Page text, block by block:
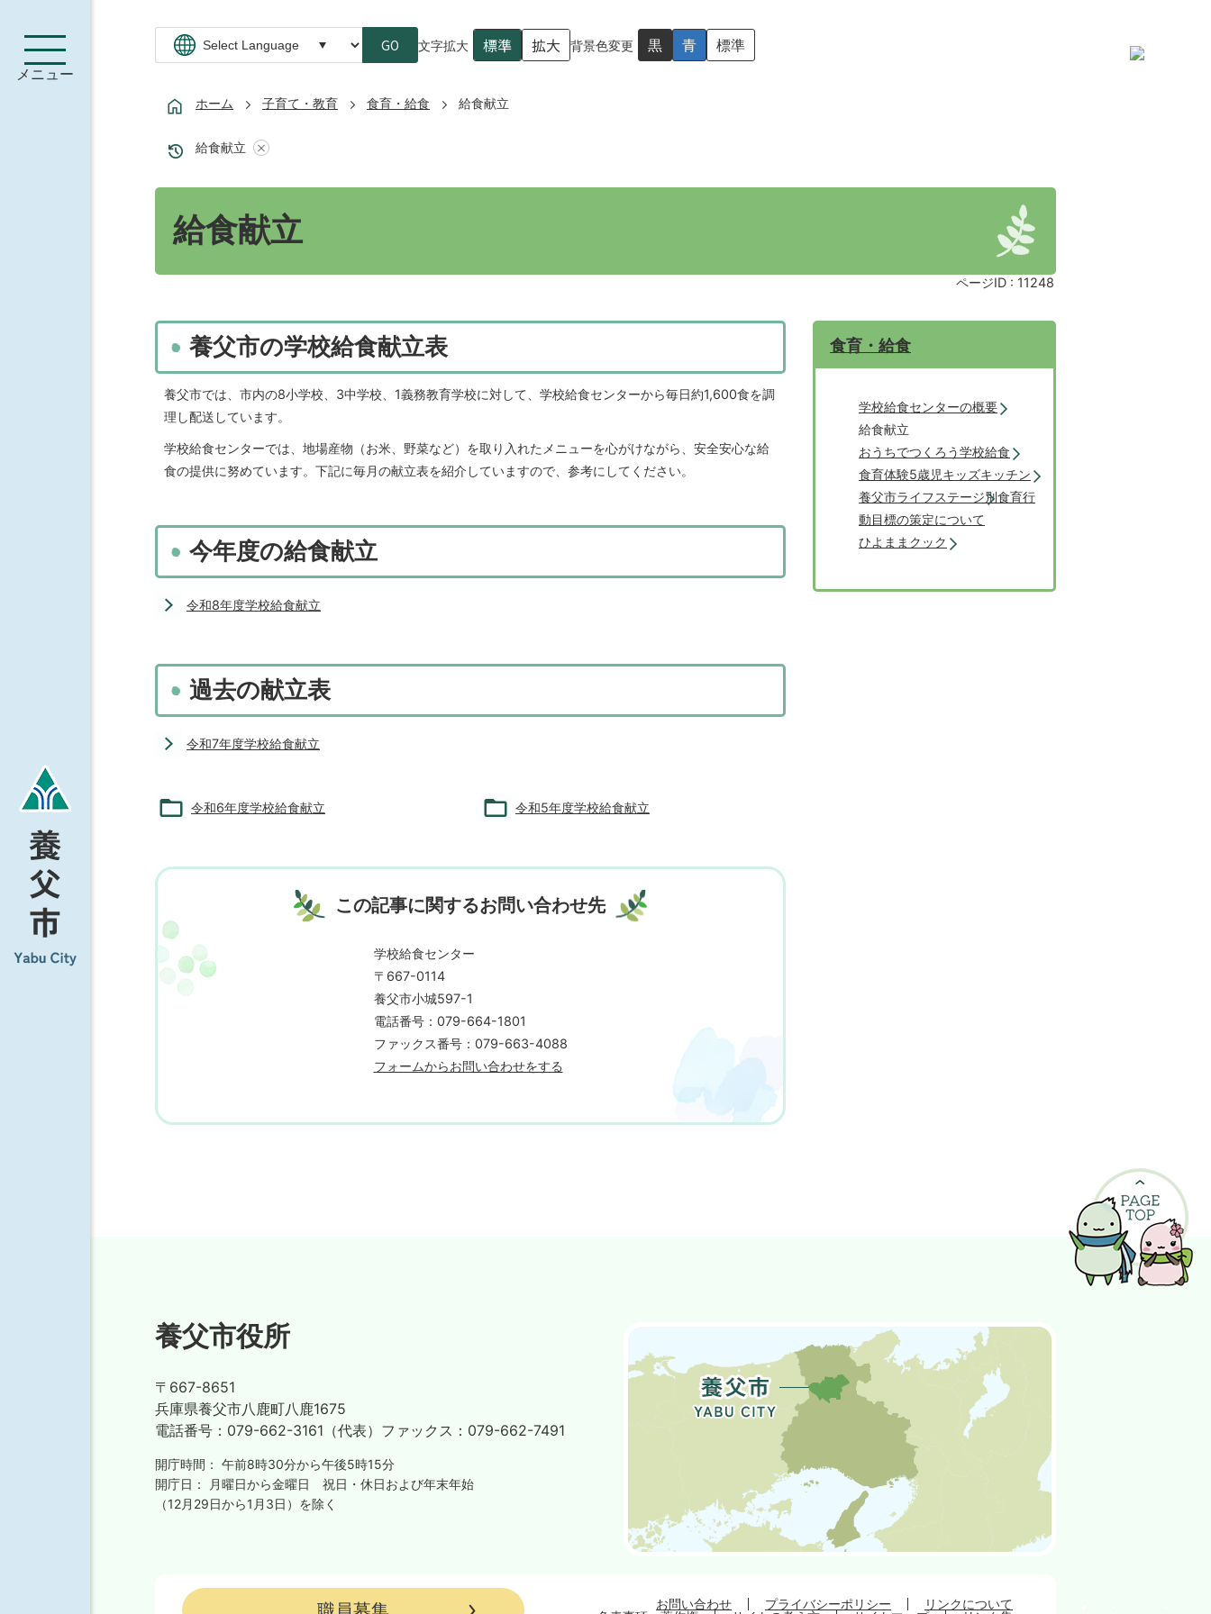
メニュー
GO 文字拡大 標準 拡大 背景色変更 黒 青 標準
ホーム 子育て・教育 食育・給食 給食献立
給食献立
給食献立
ページID : 11248
養父市の学校給食献立表
養父市では、市内の8小学校、3中学校、1義務教育学校に対して、学校給食センターから毎日約1,600食を調
理し配送しています。
学校給食センターでは、地場産物（お米、野菜など）を取り入れたメニューを心がけながら、安全安心な給
食の提供に努めています。下記に毎月の献立表を紹介していますので、参考にしてください。
今年度の給食献立
令和8年度学校給食献立
過去の献立表
令和7年度学校給食献立
令和6年度学校給食献立 令和5年度学校給食献立
この記事に関するお問い合わせ先
学校給食センター
〒667-0114
養父市小城597-1
電話番号：079-664-1801
ファックス番号：079-663-4088
フォームからお問い合わせをする
食育・給食
学校給食センターの概要
給食献立
おうちでつくろう学校給食
食育体験5歳児キッズキッチン
養父市ライフステージ別食育行
動目標の策定について
ひよままクック
養父市役所
〒667-8651
兵庫県養父市八鹿町八鹿1675
電話番号： 079-662-3161（代表） ファックス： 079-662-7491
開庁時間： 午前8時30分から午後5時15分
開庁日：
月曜日から金曜日
祝日・休日および年末年始
（12月29日から1月3日）を除く
お問い合わせ プライバシーポリシー
リンクについて